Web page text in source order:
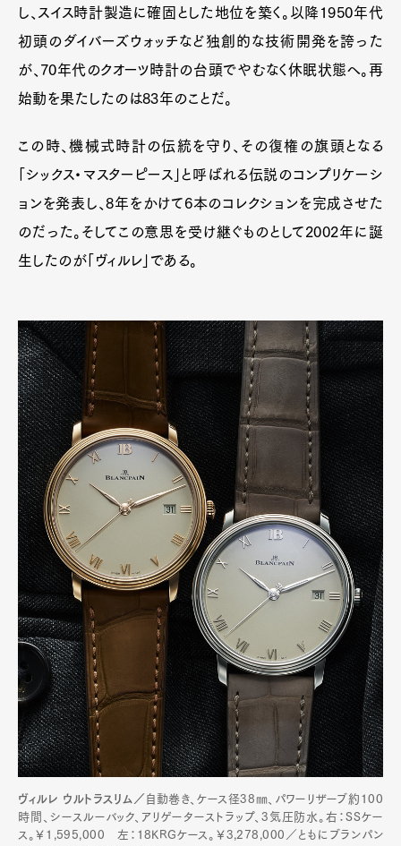
Official Columnist
Pen Meet
Pen international
し、スイス時計製造に確固とした地位を築く。以降1950年代
初頭のダイバーズウォッチなど独創的な技術開発を誇った
が、70年代のクオーツ時計の台頭でやむなく休眠状態へ。再
始動を果たしたのは83年のことだ。
この時、機械式時計の伝統を守り、その復権の旗頭となる
「シックス・マスターピース」と呼ばれる伝説のコンプリケーシ
ョンを発表し、8年をかけて6本のコレクションを完成させた
のだった。そしてこの意思を受け継ぐものとして2002年に誕
生したのが「ヴィルレ」である。
ヴィルレ ウルトラスリム／ 自動巻き、ケース径38㎜、パワーリザーブ約100
時間、シースルーバック、アリゲーターストラップ、3気圧防水。右：SSケー
ス。￥1,595,000 左：18KRGケース。￥3,278,000／ともにブランパン